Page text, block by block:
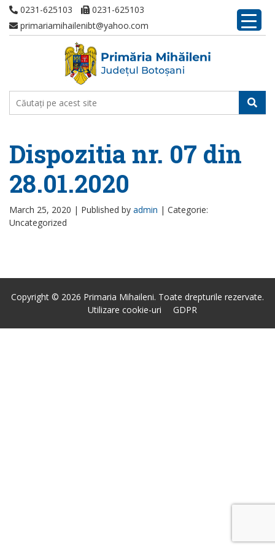
0231-625103
0231-625103
primariamihailenibt@yahoo.com
Dispozitia nr. 07 din
28.01.2020
March 25, 2020 | Published by admin | Categorie:
Uncategorized
Copyright © 2026 Primaria Mihaileni. Toate drepturile rezervate.
Utilizare cookie-uri
GDPR